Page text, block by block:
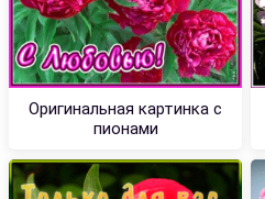
Оригинальная картинка с
пионами